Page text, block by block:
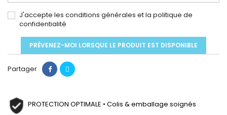
J'accepte les conditions générales et la politique de
confidentialité
PRÉVENEZ-MOI LORSQUE LE PRODUIT EST DISPONIBLE
Partager
PROTECTION OPTIMALE • Colis & emballage soignés